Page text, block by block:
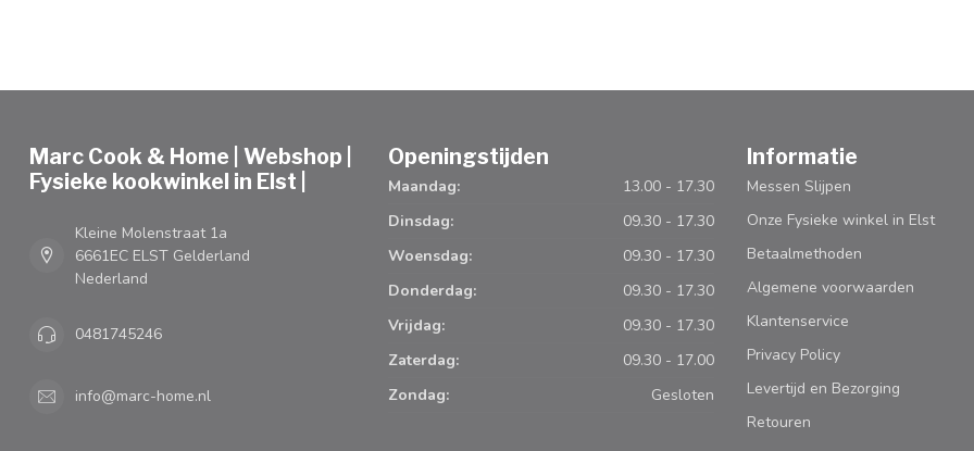
Marc Cook & Home | Webshop |
Fysieke kookwinkel in Elst |
Kleine Molenstraat 1a
6661EC ELST Gelderland
Nederland
0481745246
info@marc-home.nl
Openingstijden
Maandag:
13.00 - 17.30
Dinsdag:
09.30 - 17.30
Woensdag:
09.30 - 17.30
Donderdag:
09.30 - 17.30
Vrijdag:
09.30 - 17.30
Zaterdag:
09.30 - 17.00
Zondag:
Gesloten
Informatie
Messen Slijpen
Onze Fysieke winkel in Elst
Betaalmethoden
Algemene voorwaarden
Klantenservice
Privacy Policy
Levertijd en Bezorging
Retouren